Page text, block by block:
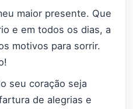
maior presente. Que
e em todos os dias, a
motivos para sorrir.
seu coração seja
de alegrias e